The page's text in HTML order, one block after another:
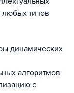
любых типов
динамических
алгоритмов
с